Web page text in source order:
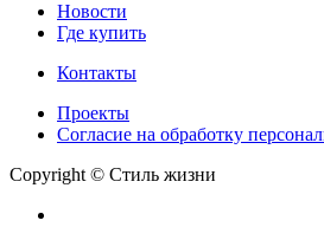
Новости
Где купить
Контакты
Проекты
Cогласие на обработку
Copyright © Стиль жизни